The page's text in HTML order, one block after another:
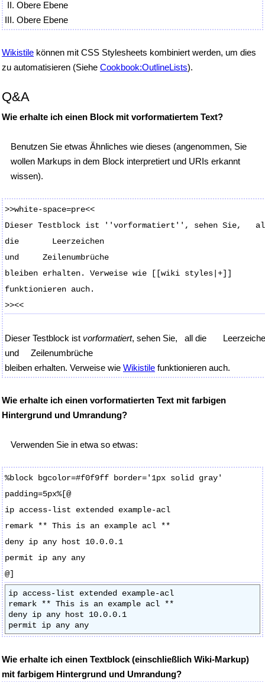
Obere Ebene
Obere Ebene
Wikistile können mit CSS Stylesheets kombiniert werden, um dies
zu automatisieren (Siehe Cookbook:OutlineLists).
Q&A
Wie erhalte ich einen Block mit vorformatiertem Text?
Benutzen Sie etwas Ähnliches wie dieses (angenommen, Sie
wollen Markups in dem Block interpretiert und URIs erkannt
wissen).
>>white-space=pre<<
Dieser Testblock ist ''vorformatiert'', sehen Sie,
die Leerzeichen
und Zeilenumbrüche
bleiben erhalten. Verweise wie [[wiki styles|+]]
funktionieren auch.
>><<
Dieser Testblock ist vorformatiert, sehen Sie,   all die
und     Zeilenumbrüche
bleiben erhalten. Verweise wie Wikistile
Wie erhalte ich einen vorformatierten Text mit farbigen
Hintergrund und Umrandung?
Verwenden Sie in etwa so etwas:
%block bgcolor=#f0f9ff border='1px solid gray'
padding=5px%[@
ip access-list extended example-acl
remark ** This is an example acl **
deny ip any host 10.0.0.1
permit ip any any
@]
ip access-list extended example-acl
remark ** This is an example acl **
deny ip any host 10.0.0.1
Wie erhalte ich einen Textblock (einschließlich Wiki-Markup)
mit farbigem Hintergrund und Umrandung?